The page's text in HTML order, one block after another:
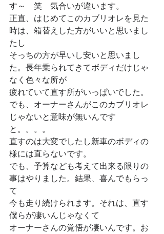
す～　笑　気合いが違います。
正直、はじめてこのカブリオレを見た
時は、箱替えした方がいいと思いまし
たし
そっちの方が早いし安いと思いまし
た。長年乗られてきてボディだけじゃ
なく色々な所が
疲れていて直す所がいっぱいでした。
でも、オーナーさんがこのカブリオレ
じゃないと意味が無いんです
と。。。。
直すのは大変でしたし新車のボディの
様には直らないです。
でも、予算なども考えて出来る限りの
事はやりました。結果、喜んでもらっ
て
今も走り続けられます。それは、直す
僕らが凄いんじゃなくて
オーナーさんの覚悟が凄いんです。お